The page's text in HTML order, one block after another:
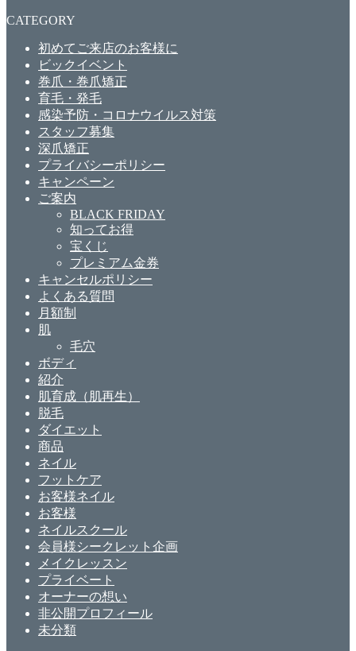
CATEGORY
初めてご来店のお客様に
ビックイベント
巻爪・巻爪矯正
育毛・発毛
感染予防・コロナウイルス対策
スタッフ募集
深爪矯正
プライバシーポリシー
キャンペーン
ご案内
BLACK FRIDAY
知ってお得
宝くじ
プレミアム金券
キャンセルポリシー
よくある質問
月額制
肌
毛穴
ボディ
紹介
肌育成（肌再生）
脱毛
ダイエット
商品
ネイル
フットケア
お客様ネイル
お客様
ネイルスクール
会員様シークレット企画
メイクレッスン
プライベート
オーナーの想い
非公開プロフィール
未分類